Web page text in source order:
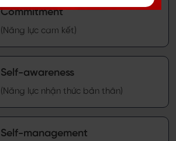
Commitment
(Năng lực cam kết)
Self-awareness
(Năng lực nhận thức bản thân)
Self-management